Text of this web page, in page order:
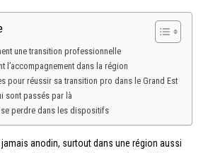
une transition professionnelle
l’accompagnement dans la région
pour réussir sa transition pro dans le Grand Est
sont passés par là
se perdre dans les dispositifs
jamais anodin, surtout dans une région aussi